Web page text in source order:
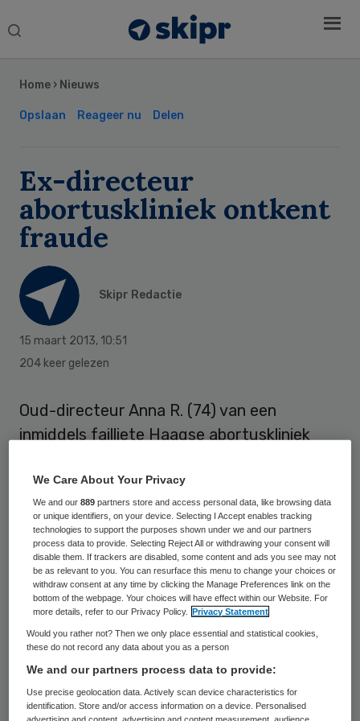
Search
Home › Nieuws
Opslaan Reageer nu Delen
Ex-directeur
abortuskliniek ontkent
fraude
Skipr Redactie
15 maart 2013, 10:51
204 keer gelezen
Oud-directeur Anna R. (74) van een
inmiddels failliete Haagse abortuskliniek
ontkend dat ze geld heeft verduisterd en
witgewassen en valsheid in geschrifte
heeft gepleegd. De Haagse kliniek voor
abortus, anticonceptie en seksuologie
PretermRutgers ging volgens het Openbaar
Ministerie eind 2010 aan de oplichting ten
onder.
R. zou van 2007 tot en met halverwege
2010 contante betalingen van buitenlandse
patiënten hebben verduisterd ter waarde
Sidebar
We Care About Your Privacy
We and our889 partners store and access personal data, like browsing data
or unique identifiers, on your device. Selecting I Accept enables tracking
technologies to support the purposes shown under we and our partners
process data to provide. Selecting Reject All or withdrawing your consent will
disable them. If trackers are disabled, some content and ads you see may not
be as relevant to you. You can resurface this menu to change your choices or
withdraw consent at any time by clicking the Manage Preferences link on the
bottom of the webpage. Your choices will have effect within our Website. For
more details, refer to our Privacy Policy.
Privacy Statement
Would you rather not? Then we only place essential and statistical cookies,
these do not record any data about you as a person
We and our partners process data to provide:
Use precise geolocation data. Actively scan device characteristics for
identification. Store and/or access information on a device. Personalised